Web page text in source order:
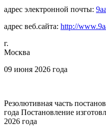
адрес электронной почты:
адрес веб.сайта: http://
г.
09 июня 2026 года
Резолютивная часть
года Постановление
2026 года